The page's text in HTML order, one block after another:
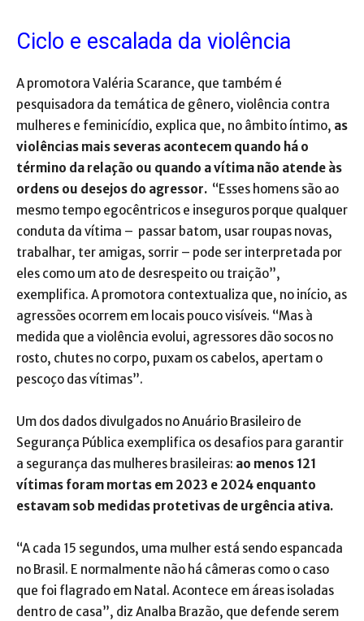
Ciclo e escalada da violência
A promotora Valéria Scarance, que também é
pesquisadora da temática de gênero, violência contra
mulheres e feminicídio, explica que, no âmbito íntimo, as
violências mais severas acontecem quando há o
término da relação ou quando a vítima não atende às
ordens ou desejos do agressor. “Esses homens são ao
mesmo tempo egocêntricos e inseguros porque qualquer
conduta da vítima – passar batom, usar roupas novas,
trabalhar, ter amigas, sorrir – pode ser interpretada por
eles como um ato de desrespeito ou traição”,
exemplifica. A promotora contextualiza que, no início, as
agressões ocorrem em locais pouco visíveis. “Mas à
medida que a violência evolui, agressores dão socos no
rosto, chutes no corpo, puxam os cabelos, apertam o
pescoço das vítimas”.
Um dos dados divulgados no Anuário Brasileiro de
Segurança Pública exemplifica os desafios para garantir
a segurança das mulheres brasileiras: ao menos 121
vítimas foram mortas em 2023 e 2024 enquanto
estavam sob medidas protetivas de urgência ativa.
“A cada 15 segundos, uma mulher está sendo espancada
no Brasil. E normalmente não há câmeras como o caso
que foi flagrado em Natal. Acontece em áreas isoladas
dentro de casa”, diz Analba Brazão, que defende serem